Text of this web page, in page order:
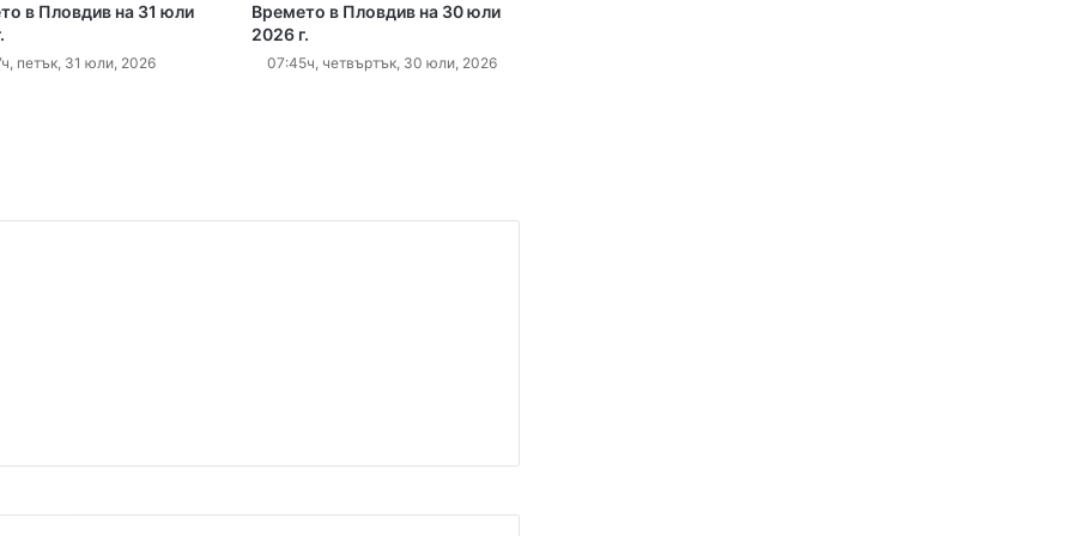
2026
в Пловдив на 31 юли
петък, 31 юли, 2026
Времето в Пловдив на 30 юли
2026 г.
07:45ч, четвъртък, 30 юли, 2026